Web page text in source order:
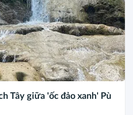
Tây giữa 'ốc đảo xanh' Pù